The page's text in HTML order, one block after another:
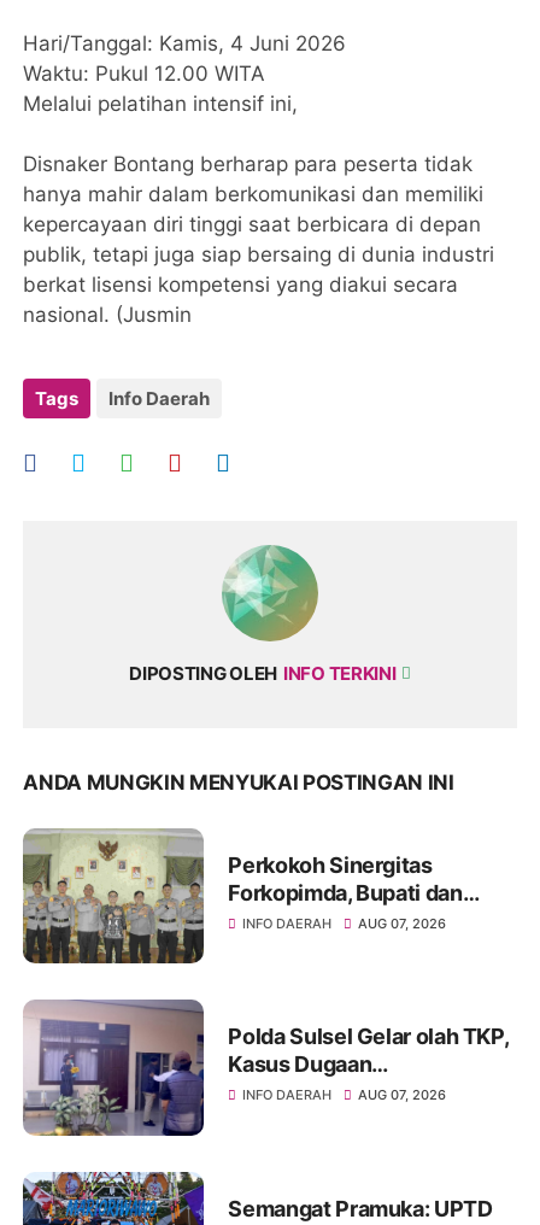
​Hari/Tanggal: Kamis, 4 Juni 2026
​Waktu: Pukul 12.00 WITA
​Melalui pelatihan intensif ini,
Disnaker Bontang berharap para peserta tidak
hanya mahir dalam berkomunikasi dan memiliki
kepercayaan diri tinggi saat berbicara di depan
publik, tetapi juga siap bersaing di dunia industri
berkat lisensi kompetensi yang diakui secara
nasional. (Jusmin
Tags Info Daerah
DIPOSTING OLEH INFO TERKINI
ANDA MUNGKIN MENYUKAI POSTINGAN INI
Perkokoh Sinergitas
Forkopimda, Bupati dan
Kapolres Soppeng Bahas
INFO DAERAH AUG 07, 2026
Polda Sulsel Gelar olah TKP,
Kasus Dugaan
Penganiayaan Rusman oleh
INFO DAERAH AUG 07, 2026
Semangat Pramuka: UPTD